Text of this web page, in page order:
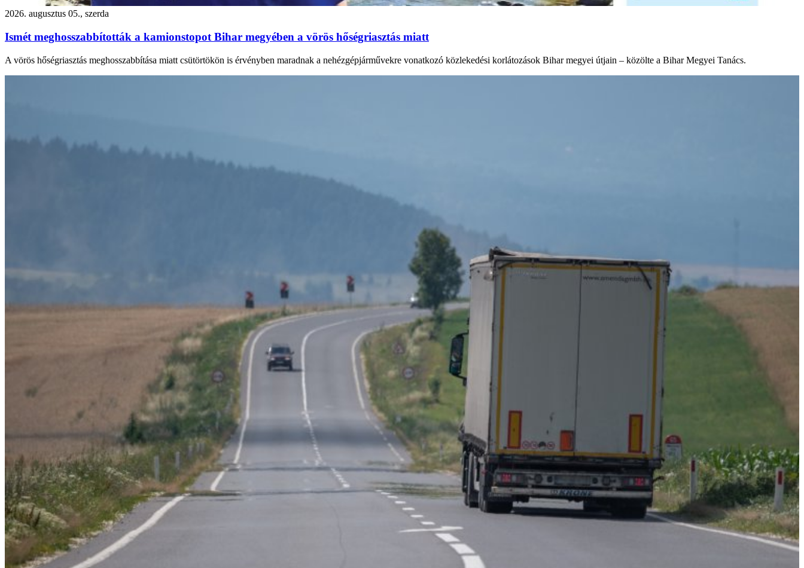
2026. augusztus 05., szerda
Ismét meghosszabbították a kamionstopot Bihar megyében a vörös hőségriasztás miatt
A vörös hőségriasztás meghosszabbítása miatt csütörtökön is érvényben maradnak a nehézgépjárművekre vonatkozó közlekedési korlátozások Bihar megyei útjain – közölte a Bihar Megyei Tanács.